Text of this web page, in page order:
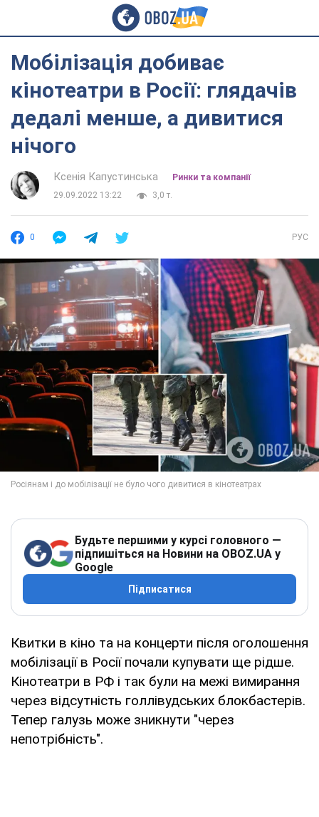
Мобілізація добиває
кінотеатри в Росії: глядачів
дедалі менше, а дивитися
нічого
Ксенія Капустинська
Ринки та компанії
29.09.2022 13:22
3,0 т.
0 РУС
Будьте першими у курсі головного —
підпишіться на Новини на OBOZ.UA у
Google
Підписатися
Квитки в кіно та на концерти після оголошення
мобілізації в Росії почали купувати ще рідше.
Кінотеатри в РФ і так були на межі вимирання
через відсутність голлівудських блокбастерів.
Тепер галузь може зникнути "через
непотрібність".